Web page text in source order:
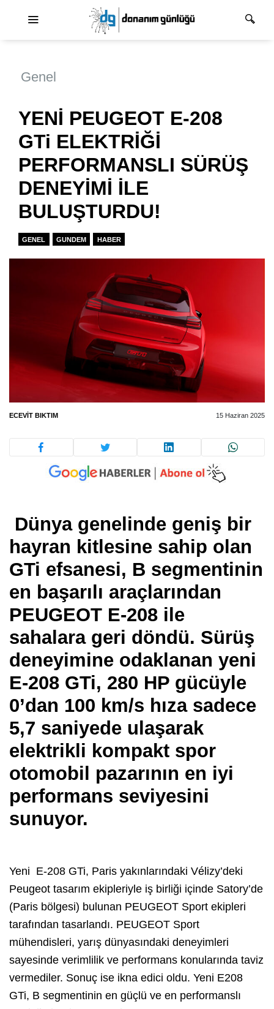
Genel
YENİ PEUGEOT E-208
GTi ELEKTRİĞİ
PERFORMANSLI SÜRÜŞ
DENEYİMİ İLE
BULUŞTURDU!
GENEL GUNDEM HABER
ECEVIT BIKTIM 15 Haziran 2025
Dünya genelinde geniş bir
hayran kitlesine sahip olan
GTi efsanesi, B segmentinin
en başarılı araçlarından
PEUGEOT E-208 ile
sahalara geri döndü. Sürüş
deneyimine odaklanan yeni
E-208 GTi, 280 HP gücüyle
0’dan 100 km/s hıza sadece
5,7 saniyede ulaşarak
elektrikli kompakt spor
otomobil pazarının en iyi
performans seviyesini
sunuyor.
Yeni E-208 GTi, Paris yakınlarındaki Vélizy’deki
Peugeot tasarım ekipleriyle iş birliği içinde Satory’de
(Paris bölgesi) bulunan PEUGEOT Sport ekipleri
tarafından tasarlandı. PEUGEOT Sport
mühendisleri, yarış dünyasındaki deneyimleri
sayesinde verimlilik ve performans konularında taviz
vermediler. Sonuç ise ikna edici oldu. Yeni E208
GTi, B segmentinin en güçlü ve en performanslı